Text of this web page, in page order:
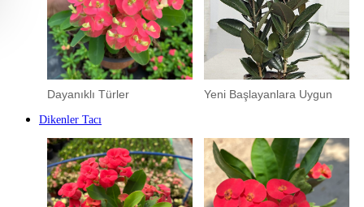
Dayanıklı Türler Yeni Başlayanlara Uygun
Dikenler Tacı